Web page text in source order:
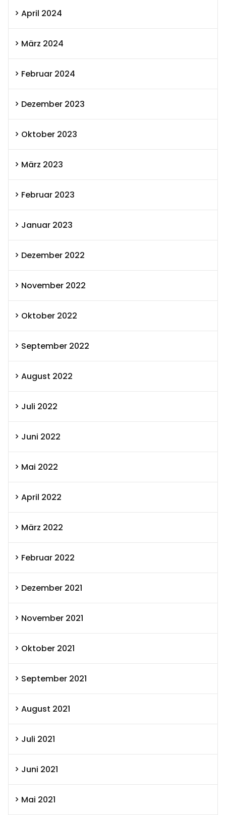
April 2024
März 2024
Februar 2024
Dezember 2023
Oktober 2023
März 2023
Februar 2023
Januar 2023
Dezember 2022
November 2022
Oktober 2022
September 2022
August 2022
Juli 2022
Juni 2022
Mai 2022
April 2022
März 2022
Februar 2022
Dezember 2021
November 2021
Oktober 2021
September 2021
August 2021
Juli 2021
Juni 2021
Mai 2021